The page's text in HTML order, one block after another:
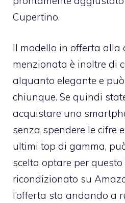
Cupertino.
Il modello in offerta alla
menzionata è inoltre di
alquanto elegante e
chiunque. Se quindi
acquistare uno
senza spendere le cifre
ultimi top di gamma,
scelta optare per
ricondizionato su
l’offerta sta andando a